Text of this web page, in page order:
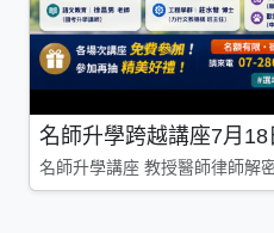
名師升學跨越講座7月
名師升學講座 教授醫師律師解